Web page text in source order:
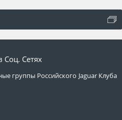
Соц. Сетях
группы Российского Jaguar Клуба